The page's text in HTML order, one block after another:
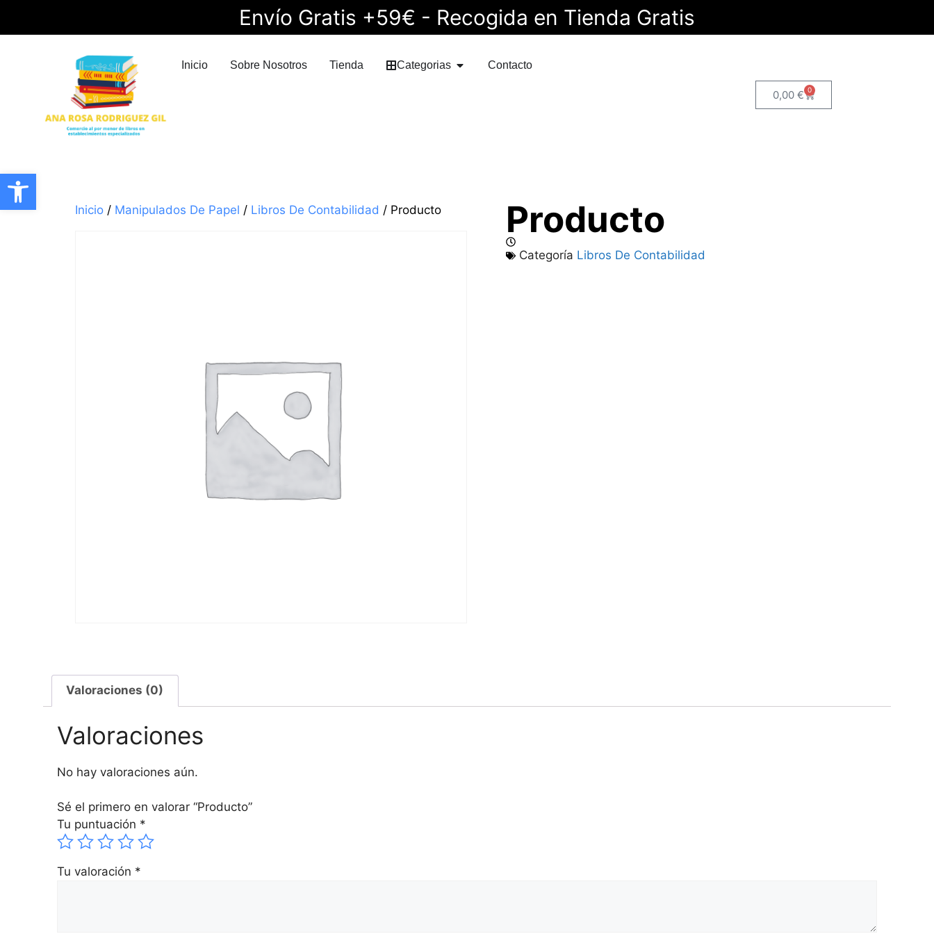
Abrir barra de herramientas
Envío Gratis +59€ - Recogida en Tienda Gratis
Inicio Sobre Nosotros Tienda Categorias Contacto
0,00 € 0
Producto
Categoría Libros De Contabilidad
Inicio/ Manipulados De Papel / Libros De Contabilidad / Producto
Valoraciones (0)
Valoraciones
No hay valoraciones aún.
Sé el primero en valorar “Producto”
Tu puntuación *
Tu valoración *